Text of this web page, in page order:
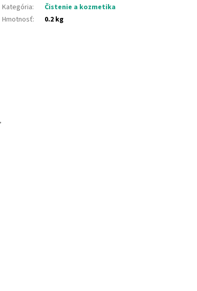
Kategória:
Čistenie a kozmetika
Hmotnosť: 0.2 kg